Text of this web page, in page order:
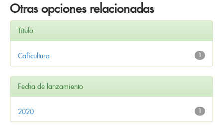
Otras opciones relacionadas
Título
1
Caficultura
Fecha de lanzamiento
1
2020